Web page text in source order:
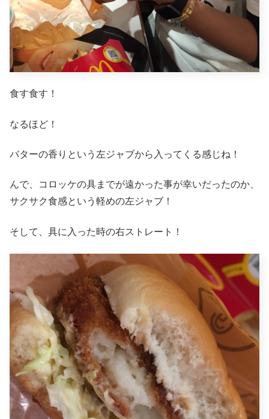
食す食す！
なるほど！
バターの香りという左ジャブから入ってくる感じね！
んで、コロッケの具までが遠かった事が幸いだったのか、
サクサク食感という軽めの左ジャブ！
そして、具に入った時の右ストレート！